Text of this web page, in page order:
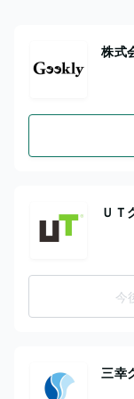
株式
ＵＴ
今
三幸